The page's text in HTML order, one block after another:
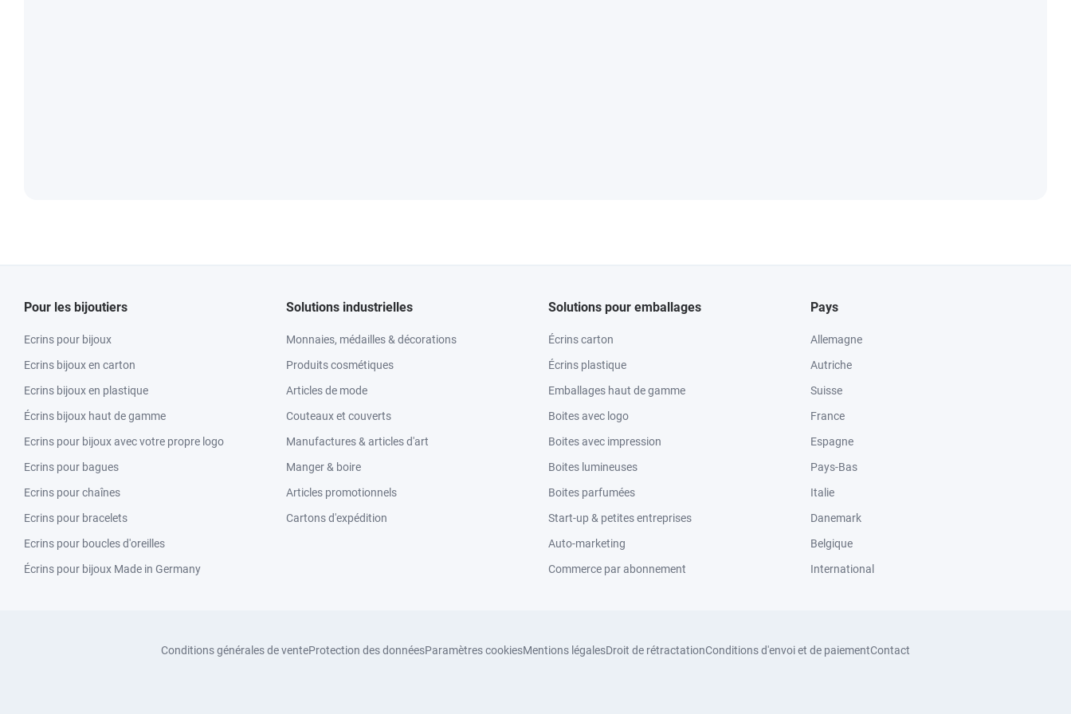
Pour les bijoutiers
Ecrins pour bijoux
Ecrins bijoux en carton
Ecrins bijoux en plastique
Écrins bijoux haut de gamme
Ecrins pour bijoux avec votre propre logo
Ecrins pour bagues
Ecrins pour chaînes
Ecrins pour bracelets
Ecrins pour boucles d'oreilles
Écrins pour bijoux Made in Germany
Solutions industrielles
Monnaies, médailles & décorations
Produits cosmétiques
Articles de mode
Couteaux et couverts
Manufactures & articles d'art
Manger & boire
Articles promotionnels
Cartons d'expédition
Solutions pour emballages
Écrins carton
Écrins plastique
Emballages haut de gamme
Boites avec logo
Boites avec impression
Boites lumineuses
Boites parfumées
Start-up & petites entreprises
Auto-marketing
Commerce par abonnement
Pays
Allemagne
Autriche
Suisse
France
Espagne
Pays-Bas
Italie
Danemark
Belgique
International
Conditions générales de venteProtection des donnéesParamètres cookiesMentions légalesDroit de rétractationConditions d'envoi et de paiementContact